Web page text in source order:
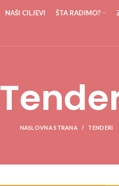
NAŠI CILJEVI ŠTA RADIMO?
NASLOVNA STRANA TENDERI